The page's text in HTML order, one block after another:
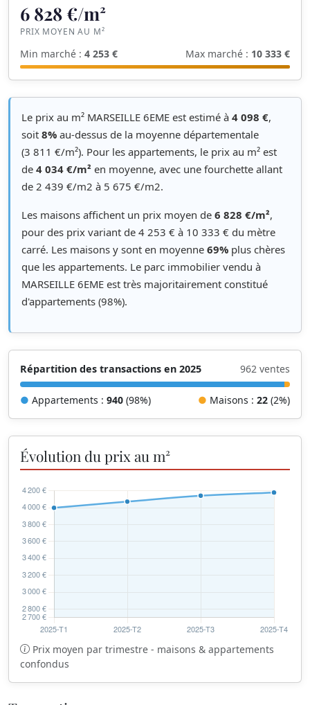
6 828 €/m²
PRIX MOYEN AU M²
Min marché : 4 253 € Max marché : 10 333 €
Le prix au m² MARSEILLE 6EME est estimé à 4 098 €,
soit 8% au-dessus de la moyenne départementale
(3 811 €/m²). Pour les appartements, le prix au m² est
de 4 034 €/m² en moyenne, avec une fourchette allant
de 2 439 €/m2 à 5 675 €/m2.
Les maisons affichent un prix moyen de 6 828 €/m²,
pour des prix variant de 4 253 € à 10 333 € du mètre
carré. Les maisons y sont en moyenne 69% plus chères
que les appartements. Le parc immobilier vendu à
MARSEILLE 6EME est très majoritairement constitué
d'appartements (98%).
Répartition des transactions en 2025 962 ventes
● Appartements : 940 (98%) ● Maisons : 22 (2%)
Évolution du prix au m²
Prix moyen par trimestre - maisons & appartements
confondus